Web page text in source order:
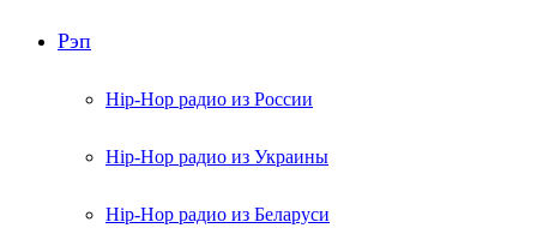
Рэп
Hip-Hop радио из России
Hip-Hop радио из Украины
Hip-Hop радио из Беларуси